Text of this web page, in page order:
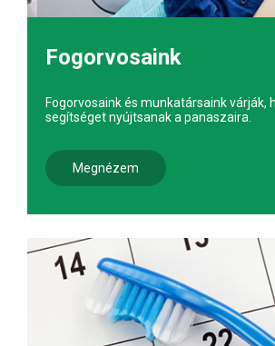
Fogorvosaink
Fogorvosaink és munkatársaink várják,
segítséget nyújtsanak a panaszaira.
Megnézem